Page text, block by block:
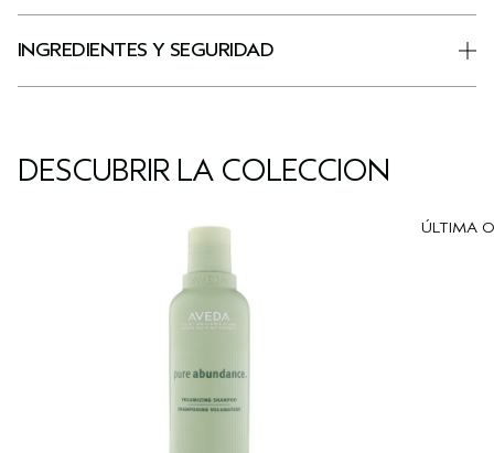
INGREDIENTES Y SEGURIDAD
DESCUBRIR LA COLECCIÓN
ÚLTIMA